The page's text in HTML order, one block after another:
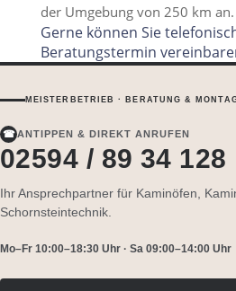
der Umgebung von 250 km an.
Gerne können Sie
Beratungstermin
MEISTERBETRIEB · BERATUNG &
☎ ANTIPPEN & DIREKT ANRUFEN
02594 / 89 34 128
Ihr Ansprechpartner für Kaminöfen,
Schornsteintechnik.
Mo–Fr 10:00–18:30 Uhr · Sa 09:00–14:00 Uhr